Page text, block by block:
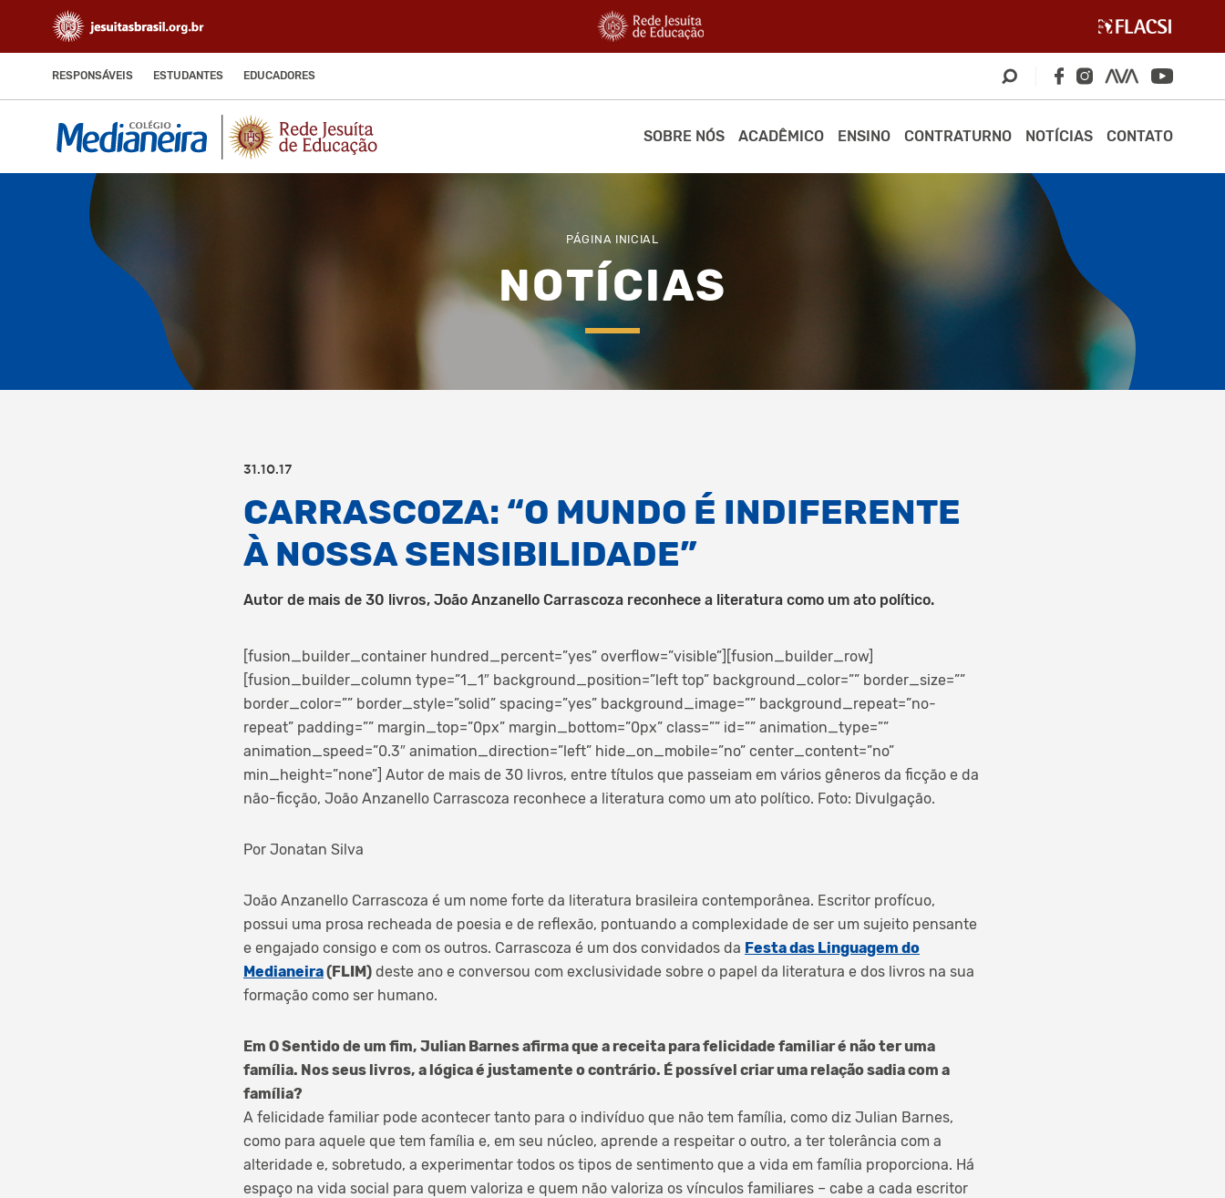
RESPONSÁVEIS ESTUDANTES EDUCADORES
SOBRE NÓS ACADÊMICO ENSINO CONTRATURNO NOTÍCIAS CONTATO
PÁGINA INICIAL
NOTÍCIAS
31.10.17
CARRASCOZA: “O MUNDO É INDIFERENTE
À NOSSA SENSIBILIDADE”
Autor de mais de 30 livros, João Anzanello Carrascoza reconhece a literatura como um ato político.
[fusion_builder_container hundred_percent=”yes” overflow=”visible”][fusion_builder_row]
[fusion_builder_column type=”1_1″ background_position=”left top” background_color=”” border_size=””
border_color=”” border_style=”solid” spacing=”yes” background_image=”” background_repeat=”no-
repeat” padding=”” margin_top=”0px” margin_bottom=”0px” class=”” id=”” animation_type=””
animation_speed=”0.3″ animation_direction=”left” hide_on_mobile=”no” center_content=”no”
min_height=”none”] Autor de mais de 30 livros, entre títulos que passeiam em vários gêneros da ficção e da
não-ficção, João Anzanello Carrascoza reconhece a literatura como um ato político. Foto: Divulgação.
Por Jonatan Silva
João Anzanello Carrascoza é um nome forte da literatura brasileira contemporânea. Escritor profícuo,
possui uma prosa recheada de poesia e de reflexão, pontuando a complexidade de ser um sujeito pensante
e engajado consigo e com os outros. Carrascoza é um dos convidados da Festa das Linguagem do
Medianeira(FLIM) deste ano e conversou com exclusividade sobre o papel da literatura e dos livros na sua
formação como ser humano.
Em O Sentido de um fim, Julian Barnes afirma que a receita para felicidade familiar é não ter uma
família. Nos seus livros, a lógica é justamente o contrário. É possível criar uma relação sadia com a
família?
A felicidade familiar pode acontecer tanto para o indivíduo que não tem família, como diz Julian Barnes,
como para aquele que tem família e, em seu núcleo, aprende a respeitar o outro, a ter tolerância com a
alteridade e, sobretudo, a experimentar todos os tipos de sentimento que a vida em família proporciona. Há
espaço na vida social para quem valoriza e quem não valoriza os vínculos familiares – cabe a cada escritor